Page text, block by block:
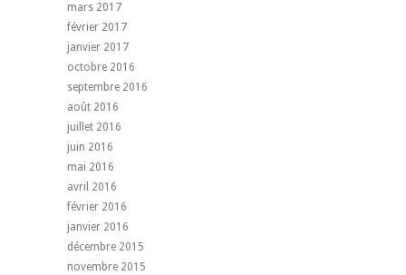
mars 2017
février 2017
janvier 2017
octobre 2016
septembre 2016
août 2016
juillet 2016
juin 2016
mai 2016
avril 2016
février 2016
janvier 2016
décembre 2015
novembre 2015